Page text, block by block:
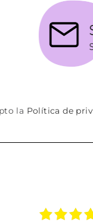
la Política de